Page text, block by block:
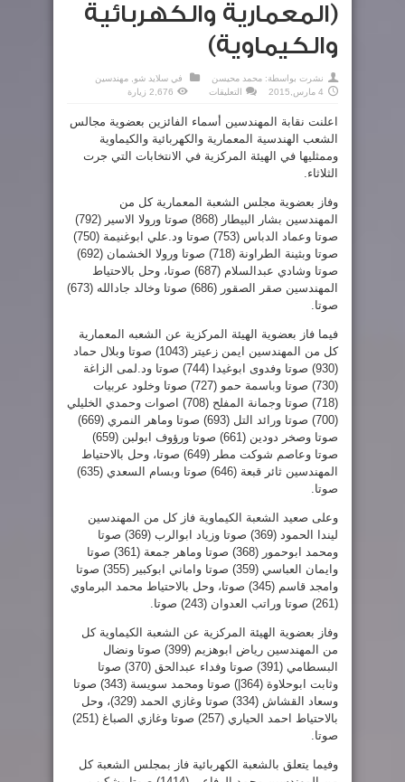
(المعمارية والكهربائية
والكيماوية)
نشرت بواسطة: محمد محيسن في سلايد شو, مهندسين
4 مارس,2015
التعليقات
الانتخابات
(المعمارية
والكهربائية
والكيماوية)
2,676 زيارة
اعلنت نقابة المهندسين أسماء الفائزين بعضوية مجالس
الشعب الهندسية المعمارية والكهربائية والكيماوية
وممثليها في الهيئة المركزية في الانتخابات التي جرت
الثلاثاء.
وفاز بعضوية مجلس الشعبة المعمارية كل من
المهندسين بشار البيطار (868) صوتا ورولا الاسير (792)
صوتا وعماد الدباس (753) صوتا ود.علي ابوغنيمة (750)
صوتا وبثينة الطراونة (718) صوتا ورولا الخشمان (692)
صوتا وشادي عبدالسلام (687) صوتا، وحل بالاحتياط
المهندسين صقر الصقور (686) صوتا وخالد جادالله (673)
صوتا.
فيما فاز بعضوية الهيئة المركزية عن الشعبه المعمارية
كل من المهندسين ايمن زعيتر (1043) صوتا وبلال حماد
(930) صوتا وفدوى ابوغيدا (744) صوتا ود.لمى الزاغة
(730) صوتا وباسمة حمو (727) صوتا وخلود عربيات
(718) صوتا وجمانة المفلح (708) اصوات وحمدي الخليلي
(700) صوتا ورائد التل (693) صوتا وماهر النمري (669)
صوتا وصخر دودين (661) صوتا ورؤوف ابولبن (659)
صوتا وعاصم شوكت مطر (649) صوتا، وحل بالاحتياط
المهندسين ثائر قبعة (646) صوتا وبسام السعدي (635)
صوتا.
وعلى صعيد الشعبة الكيماوية فاز كل من المهندسين
ليندا الحمود (369) صوتا وزياد ابوالرب (369) صوتا
ومحمد ابوحمور (368) صوتا وماهر جمعة (361) صوتا
وايمان العباسي (359) صوتا واماني ابوكبير (355) صوتا
وامجد قاسم (345) صوتا، وحل بالاحتياط محمد البرماوي
(261) صوتا وراتب العدوان (243) صوتا.
وفاز بعضوية الهيئة المركزية عن الشعبة الكيماوية كل
من المهندسين رياض ابوهزيم (399) صوتا ونضال
البسطامي (391) صوتا وفداء عبدالحق (370) صوتا
وثابت ابوحلاوة (364|) صوتا ومحمد سويسة (343) صوتا
وسعاد القشاش (334) صوتا وغازي الحمد (329)، وحل
بالاحتياط احمد الحياري (257) صوتا وغازي الصباغ (251)
صوتا.
وفيما يتعلق بالشعبة الكهربائية فاز بمجلس الشعبة كل